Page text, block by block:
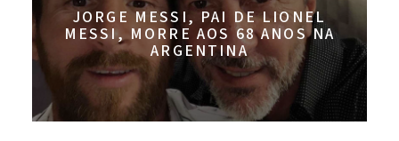
JORGE MESSI, PAI DE LIONEL
MESSI, MORRE AOS 68 ANOS NA
ARGENTINA